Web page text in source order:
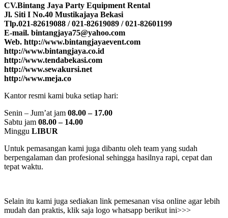
CV.Bintang Jaya Party Equipment Rental
Jl. Siti I No.40 Mustikajaya Bekasi
Tlp.021-82619088 / 021-82619089 / 021-82601199
E-mail. bintangjaya75@yahoo.com
Web. http://www.bintangjayaevent.com
http://www.bintangjaya.co.id
http://www.tendabekasi.com
http://www.sewakursi.net
http://www.meja.co
Kantor resmi kami buka setiap hari:
Senin – Jum’at jam 08.00 – 17.00
Sabtu jam 08.00 – 14.00
Minggu LIBUR
Untuk pemasangan kami juga dibantu oleh team yang sudah
berpengalaman dan profesional sehingga hasilnya rapi, cepat dan
tepat waktu.
Selain itu kami juga sediakan link pemesanan visa online agar lebih
mudah dan praktis, klik saja logo whatsapp berikut ini>>>